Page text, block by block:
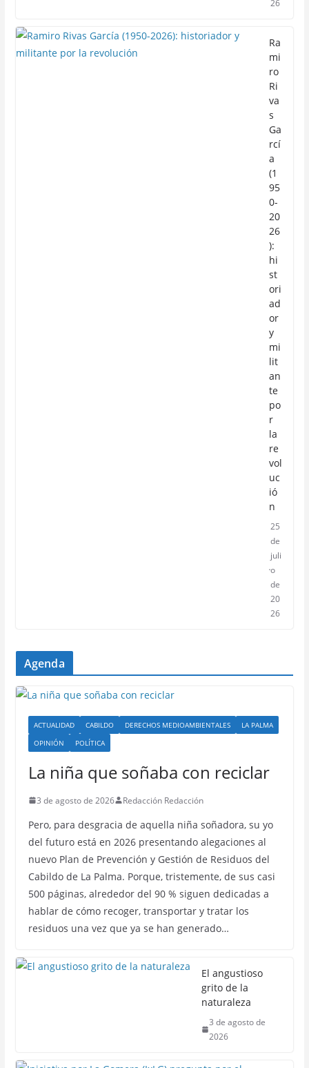
26
Ra
mi
ro
Ri
va
s
Ga
rcí
a
(1
95
0-
20
26
):
hi
st
ori
ad
or
y
mi
lit
an
te
po
r
la
re
vol
uc
ió
n
25
de
juli
o
de
20
26
Agenda
ACTUALIDAD CABILDO DERECHOS MEDIOAMBIENTALES
LA PALMA
OPINIÓN
POLÍTICA
La niña que soñaba con reciclar
3 de agosto de 2026 Redacción Redacción
Pero, para desgracia de aquella niña soñadora, su yo
del futuro está en 2026 presentando alegaciones al
nuevo Plan de Prevención y Gestión de Residuos del
Cabildo de La Palma. Porque, tristemente, de sus casi
500 páginas, alrededor del 90 % siguen dedicadas a
hablar de cómo recoger, transportar y tratar los
residuos una vez que ya se han generado…
El angustioso
grito de la
naturaleza
3 de agosto de
2026